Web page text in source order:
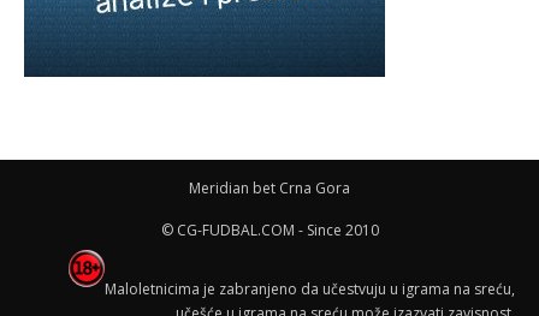
Meridian bet Crna Gora
© CG-FUDBAL.COM - Since 2010
Maloletnicima je zabranjeno da učestvuju u igrama na sreću,